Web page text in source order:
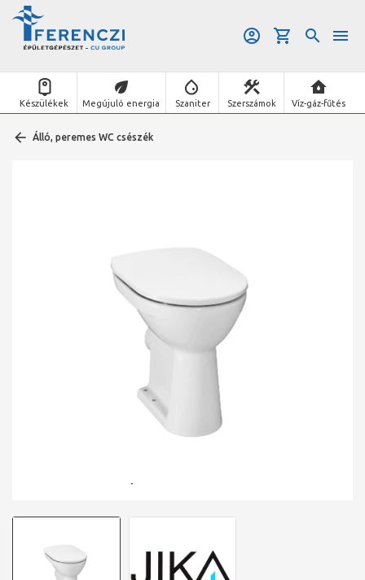
Készülékek Megújuló energia Szaniter Szerszámok Víz-gáz-fűtés
Álló, peremes WC csészék